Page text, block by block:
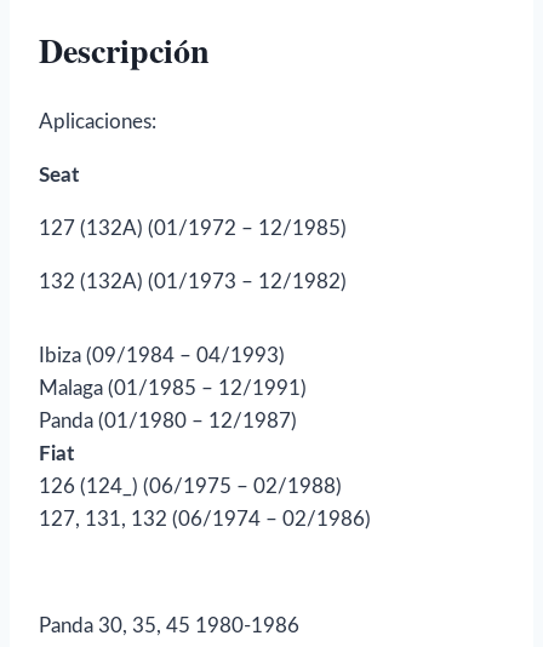
Descripción
Aplicaciones:
Seat
127 (132A) (01/1972 – 12/1985)
132 (132A) (01/1973 – 12/1982)
Ibiza (09/1984 – 04/1993)
Malaga (01/1985 – 12/1991)
Panda (01/1980 – 12/1987)
Fiat
126 (124_) (06/1975 – 02/1988)
127, 131, 132 (06/1974 – 02/1986)
Panda 30, 35, 45 1980-1986